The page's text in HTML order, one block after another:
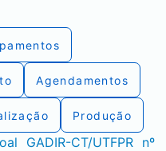
Agendamentos
Produção
GADIR-CT/UTFPR nº